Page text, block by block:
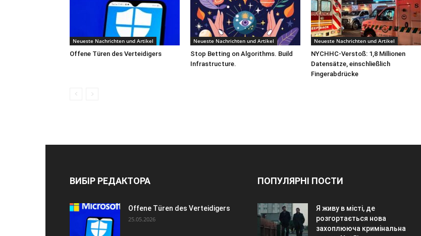
Neueste Nachrichten und Artikel
Offene Türen des Verteidigers
Neueste Nachrichten und Artikel
Stop Betting on Algorithms. Build
Infrastructure.
Neueste Nachrichten und Artikel
NYCHHC-Verstoß: 1,8 Millionen
Datensätze, einschließlich
Fingerabdrücke
ВИБІР РЕДАКТОРА
Offene Türen des Verteidigers
25.05.2026
ПОПУЛЯРНІ ПОСТИ
Я живу в місті, де
розгортається нова
захоплююча кримінальна